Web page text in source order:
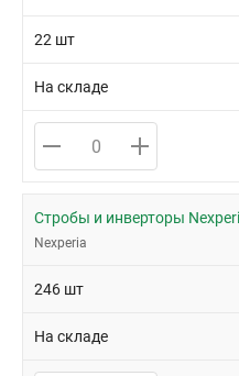
22 шт
На складе
Стробы и инверторы
Nexperia
246 шт
На складе